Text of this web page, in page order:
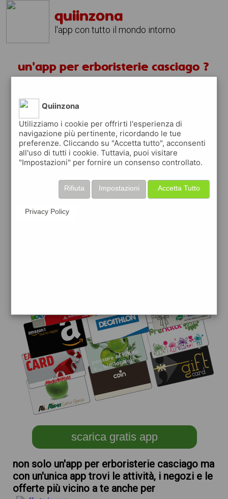
quiinzona
l'app con tutto il mondo intorno
un'app per erboristerie casciago ?
quiinzona è una app
gratuita
che ti aiuta se cerchi 'un'app per
erboristerie casciago ? ' e che ti premia
ogni volta che la usi
raccogli punti da convertire inbuoni sconto
o gift card
per fare la spesa, fare
scarica gratis app
non solo un'app per erboristerie casciago ma
con un'unica app trovi le attività, i negozi e le
offerte più vicino a te anche per
Quiinzona
Utilizziamo i cookie per offrirti l'esperienza di
navigazione più pertinente, ricordando le tue
preferenze. Cliccando su "Accetta tutto", acconsenti
all'uso di tutti i cookie. Tuttavia, puoi visitare
"Impostazioni" per fornire un consenso controllato.
Accetta Tutto
Impostazioni
Rifiuta
Privacy Policy